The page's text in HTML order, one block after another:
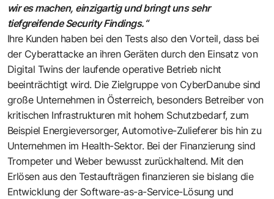
wir es machen, einzigartig und bringt uns sehr
tiefgreifende Security Findings.“
Ihre Kunden haben bei den Tests also den Vorteil, dass bei
der Cyberattacke an ihren Geräten durch den Einsatz von
Digital Twins der laufende operative Betrieb nicht
beeinträchtigt wird. Die Zielgruppe von CyberDanube sind
große Unternehmen in Österreich, besonders Betreiber von
kritischen Infrastrukturen mit hohem Schutzbedarf, zum
Beispiel Energieversorger, Automotive-Zulieferer bis hin zu
Unternehmen im Health-Sektor. Bei der Finanzierung sind
Trompeter und Weber bewusst zurückhaltend. Mit den
Erlösen aus den Testaufträgen finanzieren sie bislang die
Entwicklung der Software-as-a-Service-Lösung und